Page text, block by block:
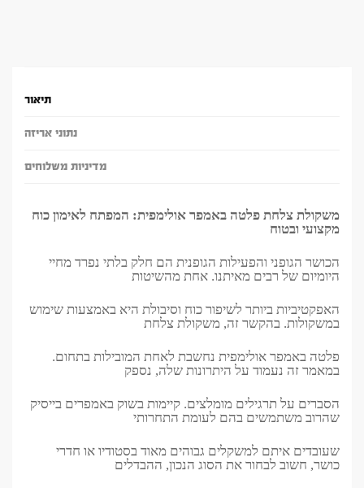
תיאור
נתוני אריזה
מדיניות משלוחים
משקולת צלחת פלטה באמפר אולימפית: המפתח לאימון כוח
מקצועי ובטוח
הכושר הגופני והפעילות הגופנית הם חלק בלתי נפרד מחיי
היומיום של רבים מאיתנו. אחת מהשיטות
האפקטיביות ביותר לשיפור כוח וסיבולת היא באמצעות שימוש
במשקולות. בהקשר זה, משקולת צלחת
פלטה באמפר אולימפית נחשבת לאחת המובילות בתחום.
במאמר זה נעמוד על היתרונות שלה, נספק
הסברים על תרגילים מומלצים. קיימות בשוק באמפרים בייסיק
שהרוב משתמשים בהם לעומת התחרותי
שעובדים איתם למשקלים גבוהים מאוד בסטודיו או חדרי
כושר, חשוב לבחור את הסוג הנכון, ההבדלים